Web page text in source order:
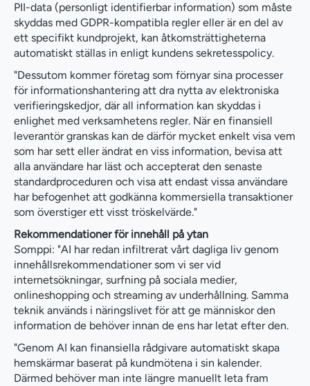
PII-data (personligt identifierbar information) som måste
skyddas med GDPR-kompatibla regler eller är en del av
ett specifikt kundprojekt, kan åtkomsträttigheterna
automatiskt ställas in enligt kundens sekretesspolicy.
"Dessutom kommer företag som förnyar sina processer
för informationshantering att dra nytta av elektroniska
verifieringskedjor, där all information kan skyddas i
enlighet med verksamhetens regler. När en finansiell
leverantör granskas kan de därför mycket enkelt visa vem
som har sett eller ändrat en viss information, bevisa att
alla användare har läst och accepterat den senaste
standardproceduren och visa att endast vissa användare
har befogenhet att godkänna kommersiella transaktioner
som överstiger ett visst tröskelvärde."
Rekommendationer för innehåll på ytan
Somppi: "AI har redan infiltrerat vårt dagliga liv genom
innehållsrekommendationer som vi ser vid
internetsökningar, surfning på sociala medier,
onlineshopping och streaming av underhållning. Samma
teknik används i näringslivet för att ge människor den
information de behöver innan de ens har letat efter den.
"Genom AI kan finansiella rådgivare automatiskt skapa
hemskärmar baserat på kundmötena i sin kalender.
Därmed behöver man inte längre manuellt leta fram